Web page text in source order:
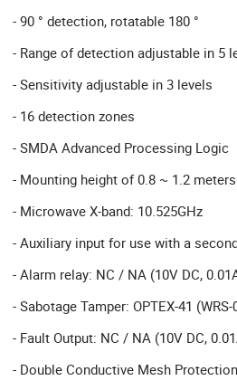
- 90 ° detection, rotatable 180 °
- Range of detection adjustable in 5
- Sensitivity adjustable in 3 levels
- 16 detection zones
- SMDA Advanced Processing Logic
- Mounting height of 0.8 ~ 1.2 meters
- Microwave X-band: 10.525GHz
- Auxiliary input for use with a
- Alarm relay: NC / NA (10V DC,
- Sabotage Tamper: OPTEX-41 (WRS-
- Fault Output: NC / NA (10V DC,
- Double Conductive Mesh Protection